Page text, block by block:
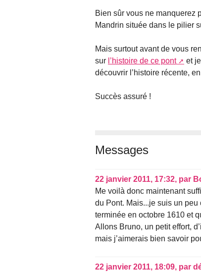
Bien sûr vous ne manquerez
Mandrin située dans le pilier
Mais surtout avant de vous
sur l’histoire de ce pont et
découvrir l’histoire récente,
Succès assuré !
Messages
22 janvier 2011, 17:32, par
Me voilà donc maintenant
du Pont. Mais...je suis un peu
terminée en octobre 1610 et
Allons Bruno, un petit effort,
mais j’aimerais bien savoir
22 janvier 2011, 18:09, par